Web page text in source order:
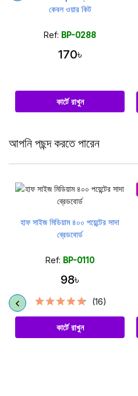
কেবল ওয়ার কিট
Ref: BP-0288
170৳
কার্টে রাখুন
আপনি পছন্দ করতে পারেন
হাফ সাইজ মিডিয়াম ৪০০ পয়েন্টের সাদা
ব্রেডবোর্ড
Ref: BP-0110
98৳
(16)
কার্টে রাখুন